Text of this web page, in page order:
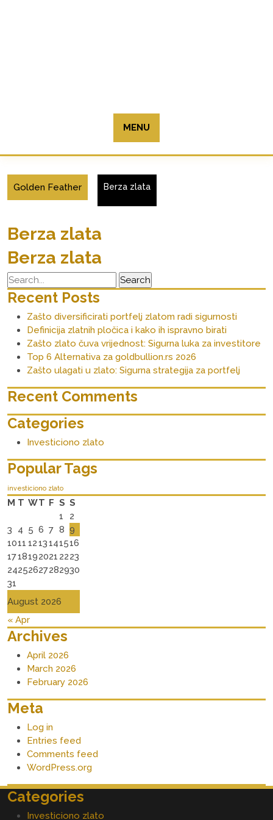
MENU
Golden Feather Berza zlata
Berza zlata
Berza zlata
Recent Posts
Zašto diversificirati portfelj zlatom radi sigurnosti
Definicija zlatnih pločica i kako ih ispravno birati
Zašto zlato čuva vrijednost: Sigurna luka za investitore
Top 6 Alternativa za goldbullion.rs 2026
Zašto ulagati u zlato: Sigurna strategija za portfelj
Recent Comments
Categories
Investiciono zlato
Popular Tags
investiciono zlato
August 2026
M T WT F S S
1
2
3
4 5 6 7 8 9
1011 1213141516
1718192021 2223
24252627282930
31
« Apr
Archives
April 2026
March 2026
February 2026
Meta
Log in
Entries feed
Comments feed
WordPress.org
Categories
Investiciono zlato